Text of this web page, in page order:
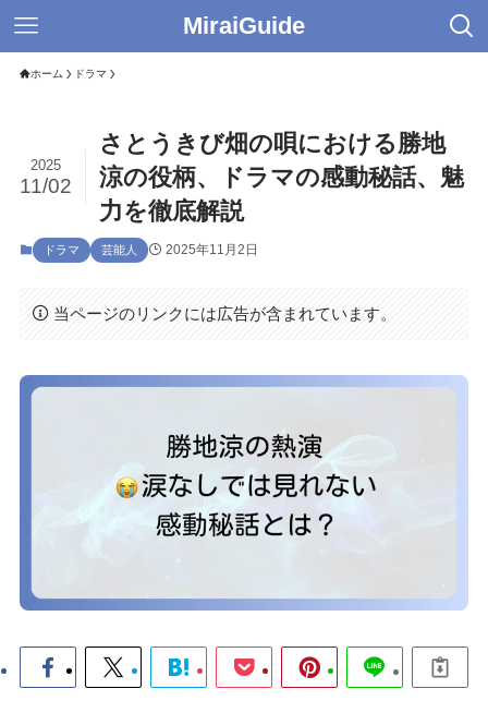
MiraiGuide
ホーム ドラマ
さとうきび畑の唄における勝地
涼の役柄、ドラマの感動秘話、魅
力を徹底解説
2025
11/02
ドラマ 芸能人 2025年11月2日
当ページのリンクには広告が含まれています。